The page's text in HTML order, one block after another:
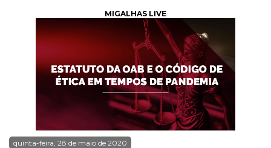
MIGALHAS LIVE
quinta-feira, 28 de maio de 2020